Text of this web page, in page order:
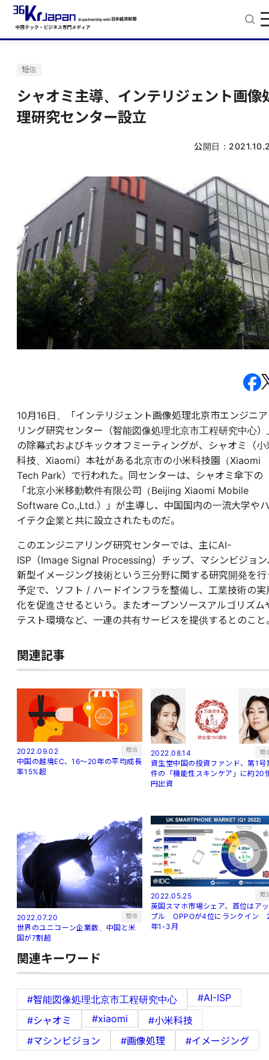
短信
シャオミ主導、インテリジェント画像
理研究センター設立
公開日：
10月16日、「インテリジェント画像処理北京市エンジニア
リング研究センター（智能図像処理北京市工程研究中心）
の除幕式およびキックオフミーティングが、シャオミ（小
科技、Xiaomi）本社がある北京市の小米科技園（Xiaomi
Tech Park）で行われた。同センターは、シャオミ傘下の
「北京小米移動軟件有限公司（Beijing Xiaomi Mobile
Software Co.,Ltd.）」が主導し、中国国内の一流大学やハ
イテク企業と共に設立されたものだ。
このエンジニアリング研究センターでは、主にAI-
ISP（Image Signal Processing）チップ、マシンビジョン
新型イメージング技術という三分野に関する研究開発を行
予定で、ソフト / ハードインフラを整備し、工業技術の実
化を促進させるという。またオープンソースアルゴリズム
テスト環境など、一連の共有サービスを提供するとのこと
関連記事
2022.09.02 短信
中国の越境EC、16～20年の平均成長
率15%超
2022.08.14 短
資生堂中国の投資ファンド、第1号
件の「機能性スキンケア」に約20
円出資
2022.07.20 短信
世界のユニコーン企業数、中国と米
国が7割超
2022.05.25 短
英国スマホ市場シェア、首位はアッ
プル OPPOが4位にランクイン
年1-3月
関連キーワード
#智能図像処理北京市工程研究中心
#AI-ISP
#シャオミ
#xiaomi
#小米科技
#マシンビジョン
#画像処理 #イメージング